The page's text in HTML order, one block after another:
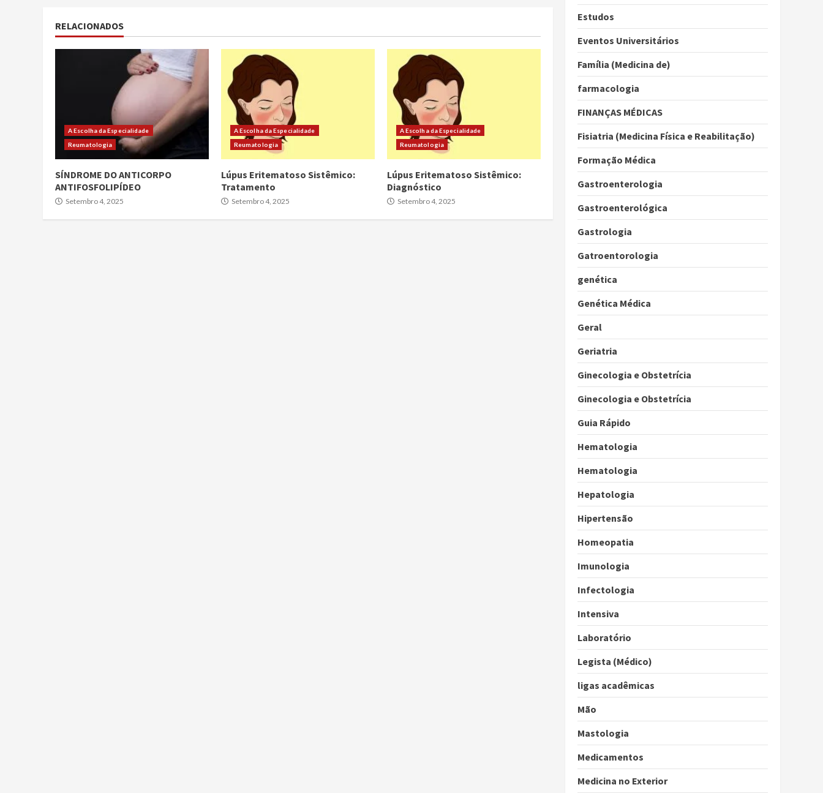
RELACIONADOS
A Escolha da Especialidade
Reumatologia
SÍNDROME DO ANTICORPO
ANTIFOSFOLIPÍDEO
Setembro 4, 2025
A Escolha da Especialidade
Reumatologia
Lúpus Eritematoso Sistêmico:
Tratamento
Setembro 4, 2025
A Escolha da Especialidade
Reumatologia
Lúpus Eritematoso Sistêmico:
Diagnóstico
Setembro 4, 2025
Estudos
Eventos Universitários
Família (Medicina de)
farmacologia
FINANÇAS MÉDICAS
Fisiatria (Medicina Física e Reabilitação)
Formação Médica
Gastroenterologia
Gastroenterológica
Gastrologia
Gatroentorologia
genética
Genética Médica
Geral
Geriatria
Ginecologia e Obstetrícia
Ginecologia e Obstetrícia
Guia Rápido
Hematologia
Hematologia
Hepatologia
Hipertensão
Homeopatia
Imunologia
Infectologia
Intensiva
Laboratório
Legista (Médico)
ligas acadêmicas
Mão
Mastologia
Medicamentos
Medicina no Exterior